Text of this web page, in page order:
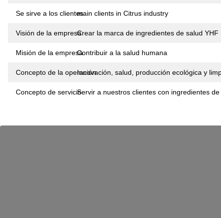
Se sirve a los clientes:main clients in Citrus industry
Visión de la empresaCrear la marca de ingredientes de salud YHF
Misión de la empresaContribuir a la salud humana
Concepto de la operaciónInnovación, salud, producción ecológica y
Concepto de servicioServir a nuestros clientes con ingredientes